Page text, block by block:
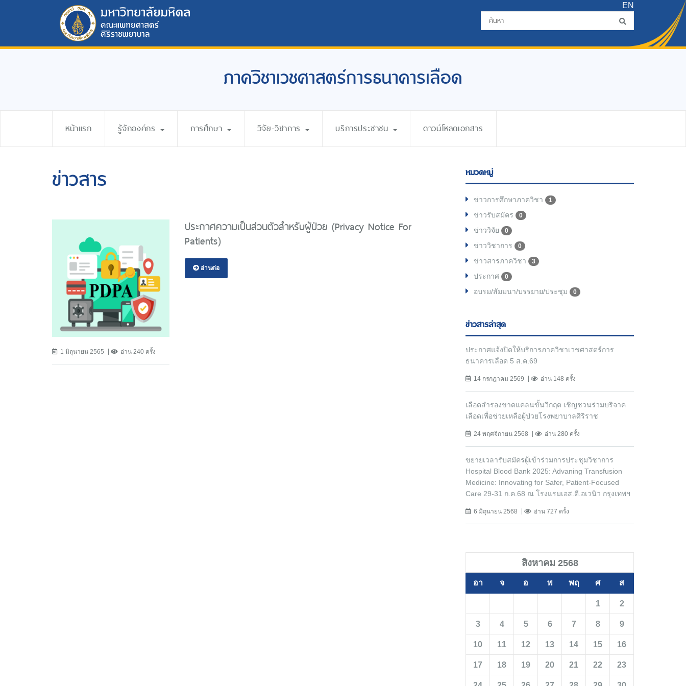
EN
ภาควิชาเวชศาสตร์การธนาคารเลือด
หน้าแรก รู้จักองค์กร การศึกษา วิจัย-วิชาการ บริการประชาชน ดาวน์โหลดเอกสาร
ข่าวสาร
1 มิถุนายน 2565 อ่าน 240 ครั้ง
ประกาศความเป็นส่วนตัวสำหรับผู้ป่วย (Privacy Notice For
Patients)
อ่านต่อ
หมวดหมู่
ข่าวการศึกษาภาควิชา 1
ข่าวรับสมัคร 0
ข่าววิจัย 0
ข่าววิชาการ 0
ข่าวสารภาควิชา 3
ประกาศ 0
อบรม/สัมมนา/บรรยาย/ประชุม 0
ข่าวสารล่าสุด
ประกาศแจ้งปิดให้บริการภาควิชาเวชศาสตร์การ
ธนาคารเลือด 5 ส.ค.69
14 กรกฎาคม 2569 อ่าน 148 ครั้ง
เลือดสำรองขาดแคลนขั้นวิกฤต เชิญชวนร่วมบริจาค
เลือดเพื่อช่วยเหลือผู้ป่วยโรงพยาบาลศิริราช
24 พฤศจิกายน 2568 อ่าน 280 ครั้ง
ขยายเวลารับสมัครผู้เข้าร่วมการประชุมวิชาการ
Hospital Blood Bank 2025: Advaning Transfusion
Medicine: Innovating for Safer, Patient-Focused
Care 29-31 ก.ค.68 ณ โรงแรมเอส.ดี.อเวนิว กรุงเทพฯ
6 มิถุนายน 2568 อ่าน 727 ครั้ง
สิงหาคม 2568
อา จ อ พ พฤ ศ ส
1 2
3 4 5 6 7 8 9
10 11 12 13 14 15 16
17 18 19 20 21 22 23